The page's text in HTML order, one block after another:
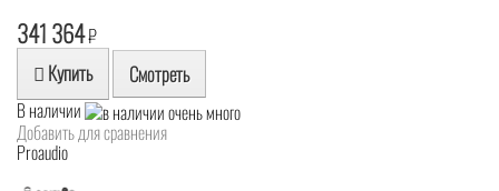
341 364₽
Купить Смотреть
В наличии
Добавить для сравнения
Proaudio